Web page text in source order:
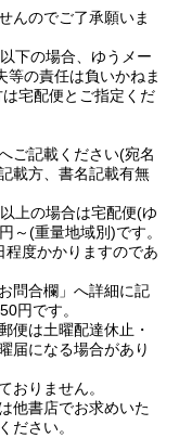
んのでご了承願いま
下の場合、ゆうメー
等の責任は負いかねま
宅配便とご指定くだ
ご記載ください(宛名
載方、書名記載有無
上の場合は宅配便(ゆ
～(重量地域別)です。
度かかりますのであ
問合欄」へ詳細に記
円です。
便は土曜配達休止・
届になる場合があり
おりません。
他書店でお求めいた
ださい。